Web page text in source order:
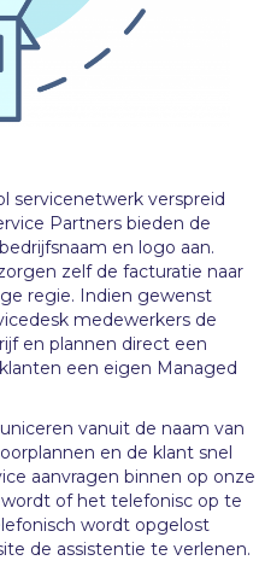
servicenetwerk verspreid
Partners bieden de
en logo aan.
zelf de facturatie naar
regie. Indien gewenst
medewerkers de
en plannen direct een
een eigen Managed
vanuit de naam van
en de klant snel
aanvragen binnen op onze
of het telefonisc op te
wordt opgelost
de assistentie te verlenen.